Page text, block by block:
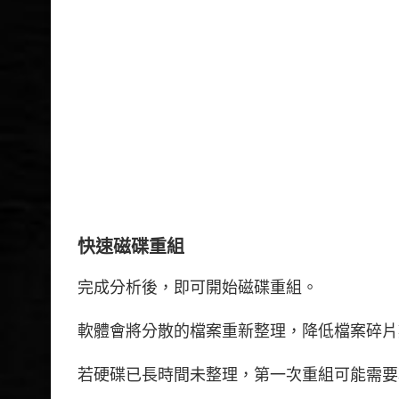
快速磁碟重組
完成分析後，即可開始磁碟重組。
軟體會將分散的檔案重新整理，降低檔案碎
若硬碟已長時間未整理，第一次重組可能需